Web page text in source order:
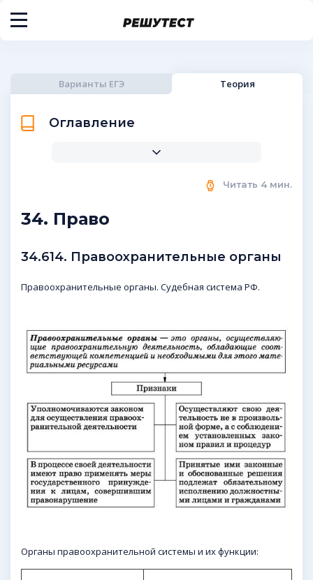
Варианты ЕГЭ Теория
Оглавление
34. Право
Читать 4мин.
34.614. Правоохранительные органы
Правоохранительные органы. Судебная система РФ.
Органы правоохранительной системы и их функции: